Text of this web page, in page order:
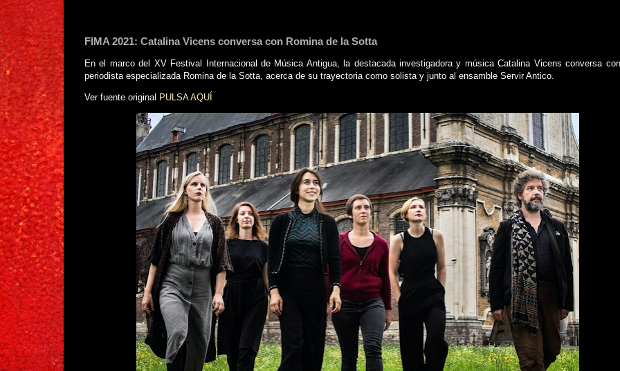
FIMA 2021: Catalina Vicens conversa con Romina de la Sotta
En el marco del XV Festival Internacional de Música Antigua, la destacada investigadora y música Catalina Vicens conversa
periodista especializada Romina de la Sotta, acerca de su trayectoria como solista y junto al ensamble Servir Antico.
Ver fuente original PULSA AQUÍ